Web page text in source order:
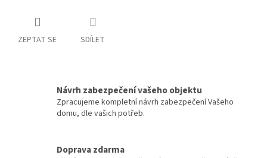
ZEPTAT SE SDÍLET
Návrh zabezpečení vašeho objektu
Zpracujeme kompletní návrh zabezpečení Vašeho
domu, dle vašich potřeb.
Doprava zdarma